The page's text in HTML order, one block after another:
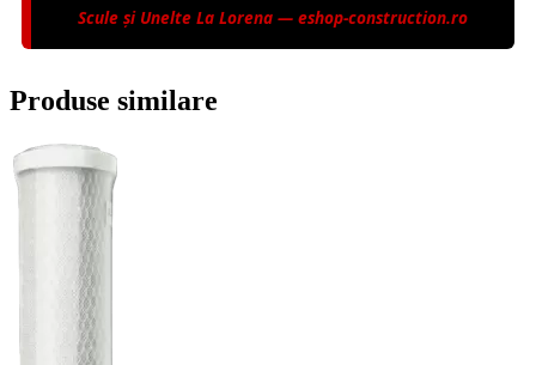
Scule și Unelte La Lorena — eshop-construction.ro
Produse similare